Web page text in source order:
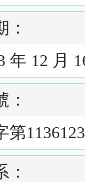
年 12 月
：
第